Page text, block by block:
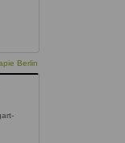
Berlin